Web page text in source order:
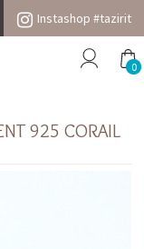
Instashop #tazirit
0
925 CORAIL